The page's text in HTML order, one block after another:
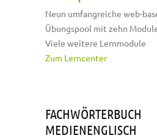
Neun umfangreiche web-
Übungspool mit zehn
Viele weitere Lernmodule
Zum Lerncenter
FACHWÖRTERBUCH
MEDIENENGLISCH